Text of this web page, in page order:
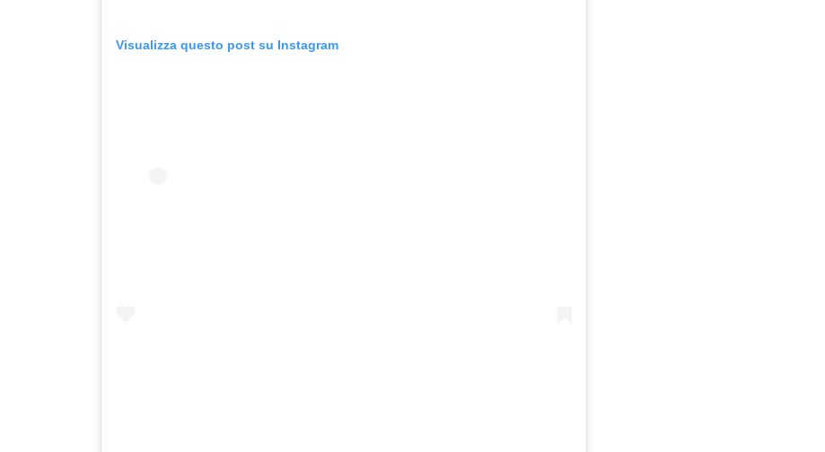
Visualizza questo post su Instagram